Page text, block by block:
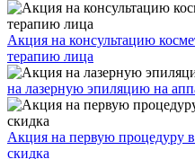
Акция на консультацию
терапию лица
на лазерную эпиляцию на
Акция на первую процедуру
скидка